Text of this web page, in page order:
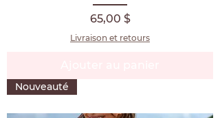
Prix
65,00 $
Livraison et retours
Nouveauté